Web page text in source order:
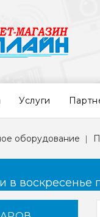
Услуги
оборудование
в воскресенье